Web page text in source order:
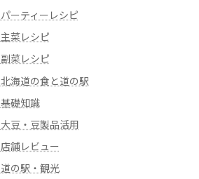
パーティーレシピ
主菜レシピ
副菜レシピ
北海道の食と道の駅
基礎知識
大豆・豆製品活用
店舗レビュー
道の駅・観光